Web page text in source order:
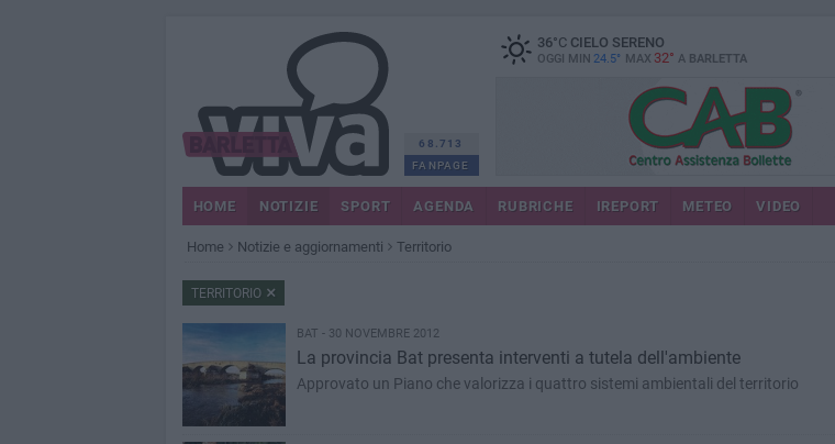
68.713
FANPAGE
36°CCIELO SERENO
OGGI MIN 24.5° MAX 32° A BARLETTA
HOME NOTIZIE SPORT AGENDA RUBRICHE IREPORT METEO VIDEO
Home Notizie e aggiornamenti Territorio
TERRITORIO
BAT - 30 NOVEMBRE 2012
La provincia Bat presenta interventi a tutela dell'ambiente
Approvato un Piano che valorizza i quattro sistemi ambientali del territorio